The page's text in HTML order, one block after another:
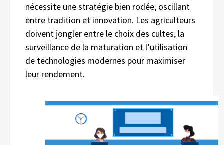
nécessite une stratégie bien rodée, oscillant
entre tradition et innovation. Les agriculteurs
doivent jongler entre le choix des cultes, la
surveillance de la maturation et l’utilisation
de technologies modernes pour maximiser
leur rendement.